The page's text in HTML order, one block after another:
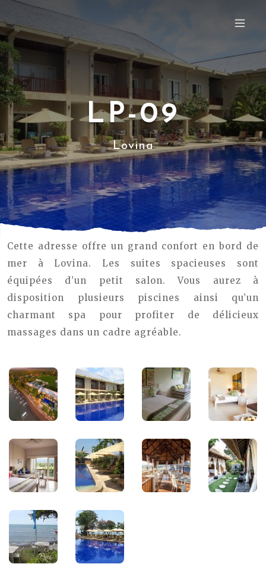
LP-09
Lovina
Cette adresse offre un grand confort en bord de
mer à Lovina. Les suites spacieuses sont
équipées d’un petit salon. Vous aurez à
disposition plusieurs piscines ainsi qu’un
charmant spa pour profiter de délicieux
massages dans un cadre agréable.